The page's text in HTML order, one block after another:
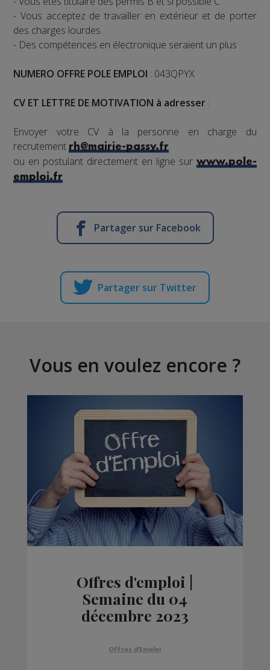
- Vous acceptez de travailler en extérieur et de porter
des charges lourdes
- Des compétences en électronique seraient un plus
NUMERO OFFRE POLE EMPLOI : 043QPYX
CV ET LETTRE DE MOTIVATION à adresser :
Envoyer votre CV à la personne en charge du
recrutementrh@mairie-passy.fr
ou en postulant directement en ligne sur www.pole-
emploi.fr
Partager sur Facebook
Partager sur Twitter
Vous en voulez encore ?
Offres d'emploi |
Semaine du 04
décembre 2023
Offres d'Emploi